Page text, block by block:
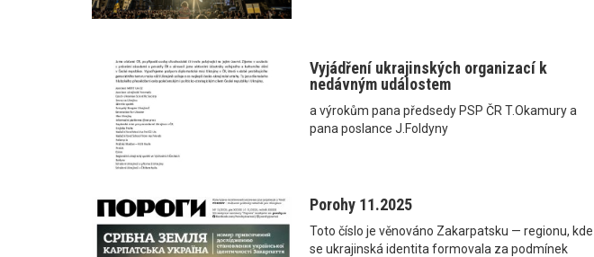
Vyjádření ukrajinských organizací k
nedávným událostem
a výrokům pana předsedy PSP ČR T.Okamury a
pana poslance J.Foldyny
Porohy 11.2025
Toto číslo je věnováno Zakarpatsku — regionu, kde
se ukrajinská identita formovala za podmínek